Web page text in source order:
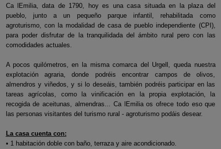
Ca lEmilia, data de 1790, hoy es una casa situada en la plaza del
pueblo, junto a un pequeño parque infantil, rehabilitada como
agroturismo, con la modalidad de casa de pueblo independiente (CPI),
para poder disfrutar de la tranquilidada del ámbito rural pero con las
comodidades actuales.
A pocos quilómetros, en la misma comarca del Urgell, queda nuestra
explotación agraria, donde podréis encontrar campos de olivos,
almendros y viñedos, y si lo deseáis, también podréis participar en las
tareas agrícolas, como la vinificación en la propia explotación, la
recogida de aceitunas, almendras... Ca lEmilia os ofrece todo eso que
las personas visitantes del turismo rural - agroturismo podáis desear.
La casa cuenta con:
• 1 habitación doble con baño, terraza y aire acondicionado.